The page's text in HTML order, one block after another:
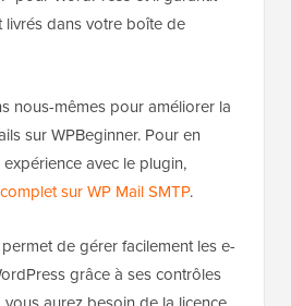
cliquer sur le bouton «
» pour sauvegarder vos
pouvez utiliser pour
SMTP. À notre avis, c'est le
pour WordPress et il garantit